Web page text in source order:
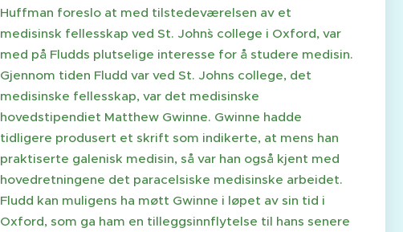
Huffman foreslo at med tilstedeværelsen av et
medisinsk fellesskap ved St. John`s college i Oxford, var
med på Fludds plutselige interesse for å studere medisin.
Gjennom tiden Fludd var ved St. Johns college, det
medisinske fellesskap, var det medisinske
hovedstipendiet Matthew Gwinne. Gwinne hadde
tidligere produsert et skrift som indikerte, at mens han
praktiserte galenisk medisin, så var han også kjent med
hovedretningene det paracelsiske medisinske arbeidet.
Fludd kan muligens ha møtt Gwinne i løpet av sin tid i
Oxford, som ga ham en tilleggsinnflytelse til hans senere